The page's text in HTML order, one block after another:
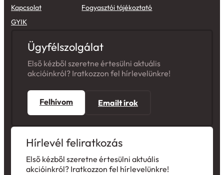
Kapcsolat
GYIK
Fogyasztói tájékoztató
Ügyfélszolgálat
Első kézből szeretne értesülni aktuális
akcióinkról? Iratkozzon fel hírlevelünkre!
Felhívom Emailt írok
Hírlevél feliratkozás
Első kézből szeretne értesülni aktuális
akcióinkról? Iratkozzon fel hírlevelünkre!